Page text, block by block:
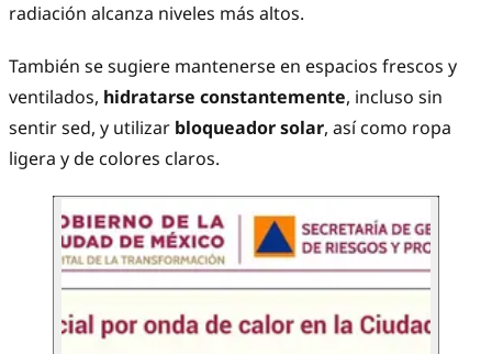
radiación alcanza niveles más altos.
También se sugiere mantenerse en espacios frescos y
ventilados, hidratarse constantemente, incluso sin
sentir sed, y utilizar bloqueador solar, así como ropa
ligera y de colores claros.